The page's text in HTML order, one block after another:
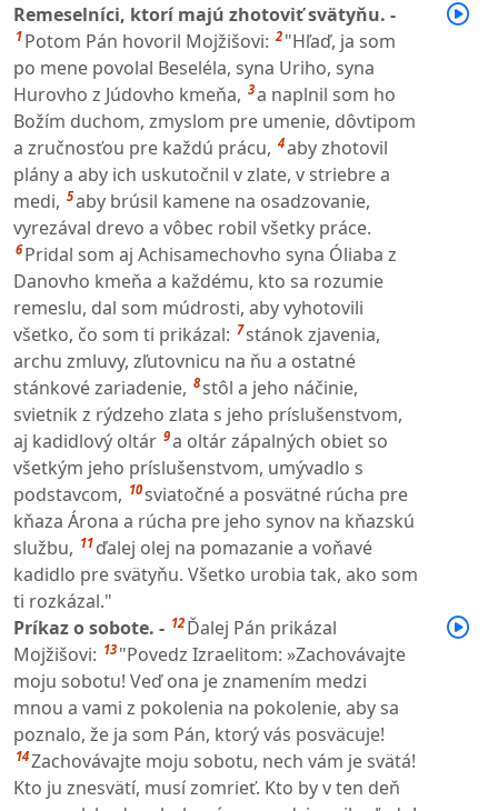
Remeselníci, ktorí majú zhotoviť svätyňu. -
1 Potom Pán hovoril Mojžišovi: 2 "Hľaď, ja som
po mene povolal Beseléla, syna Uriho, syna
Hurovho z Júdovho kmeňa, 3a naplnil som ho
Božím duchom, zmyslom pre umenie, dôvtipom
a zručnosťou pre každú prácu, 4aby zhotovil
plány a aby ich uskutočnil v zlate, v striebre a
medi, 5aby brúsil kamene na osadzovanie,
vyrezával drevo a vôbec robil všetky práce.
6 Pridal som aj Achisamechovho syna Óliaba z
Danovho kmeňa a každému, kto sa rozumie
remeslu, dal som múdrosti, aby vyhotovili
všetko, čo som ti prikázal: 7stánok zjavenia,
archu zmluvy, zľutovnicu na ňu a ostatné
stánkové zariadenie, 8stôl a jeho náčinie,
svietnik z rýdzeho zlata s jeho príslušenstvom,
aj kadidlový oltár 9a oltár zápalných obiet so
všetkým jeho príslušenstvom, umývadlo s
podstavcom, 10sviatočné a posvätné rúcha pre
kňaza Árona a rúcha pre jeho synov na kňazskú
službu, 11 ďalej olej na pomazanie a voňavé
kadidlo pre svätyňu. Všetko urobia tak, ako som
ti rozkázal."
Príkaz o sobote. - 12 Ďalej Pán prikázal
Mojžišovi: 13 "Povedz Izraelitom: »Zachovávajte
moju sobotu! Veď ona je znamením medzi
mnou a vami z pokolenia na pokolenie, aby sa
poznalo, že ja som Pán, ktorý vás posväcuje!
14Zachovávajte moju sobotu, nech vám je svätá!
Kto ju znesvätí, musí zomrieť. Kto by v ten deň